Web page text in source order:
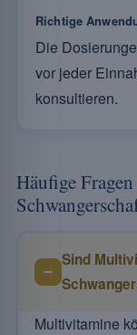
Richtige
Die
vor jeder
konsultieren.
Häufige
Sind
Multivitamine